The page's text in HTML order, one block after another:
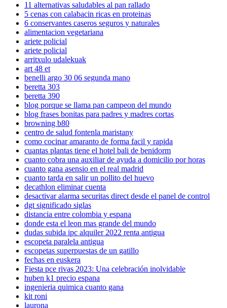
11 alternativas saludables al pan rallado
5 cenas con calabacin ricas en proteinas
6 conservantes caseros seguros y naturales
alimentacion vegetariana
ariete policial
ariete policial
arritxulo udalekuak
art 48 et
benelli argo 30 06 segunda mano
beretta 303
beretta 390
blog porque se llama pan campeon del mundo
blog frases bonitas para padres y madres cortas
browning b80
centro de salud fontenla maristany
como cocinar amaranto de forma facil y rapida
cuantas plantas tiene el hotel bali de benidorm
cuanto cobra una auxiliar de ayuda a domicilio por horas
cuanto gana asensio en el real madrid
cuanto tarda en salir un pollito del huevo
decathlon eliminar cuenta
desactivar alarma securitas direct desde el panel de control
dgt significado siglas
distancia entre colombia y espana
donde esta el leon mas grande del mundo
dudas subida ipc alquiler 2022 renta antigua
escopeta paralela antigua
escopetas superpuestas de un gatillo
fechas en euskera
Fiesta pce rivas 2023: Una celebración inolvidable
huben k1 precio espana
ingenieria quimica cuanto gana
kit roni
laurona